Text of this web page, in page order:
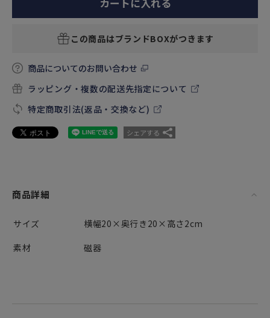
カートに入れる
この商品はブランドBOXがつきます
商品についてのお問い合わせ
ラッピング・複数の配送先指定について
特定商取引法(返品・交換など)
シェアする
商品詳細
サイズ
横幅20×奥行き20×高さ2cm
素材
磁器